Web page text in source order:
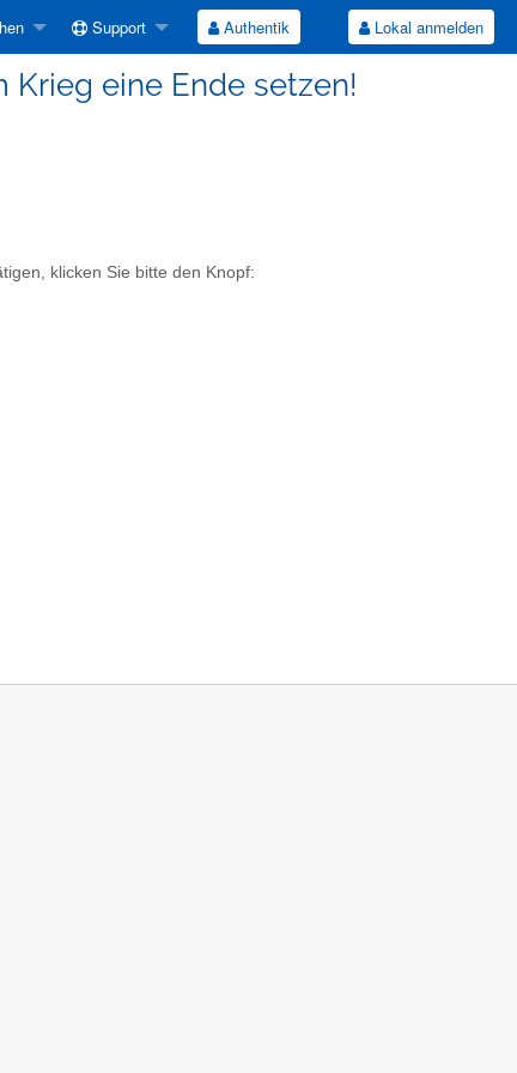
Support Authentik Lokal anmelden
eine Ende setzen!
klicken Sie bitte den Knopf: